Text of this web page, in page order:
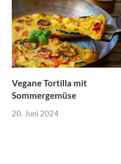
Vegane Tortilla mit
Sommergemüse
20. Juni 2024